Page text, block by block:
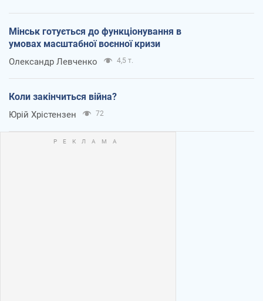
Мінськ готується до функціонування в
умовах масштабної воєнної кризи
Олександр Левченко 4,5 т.
Коли закінчиться війна?
Юрій Хрістензен 72